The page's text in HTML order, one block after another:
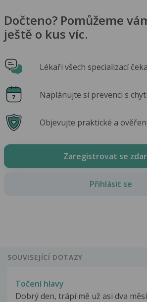
Dočteno? Pomůžeme
ještě o kus víc.
Lékaři všech specializací
Naplánujte si prevenci s
Objevujte praktické a
Zaregistrovat se
Přihlásit se
SOUVISEJÍCÍ DOTAZY
Točení hlavy
Dobrý den, trápí mě už asi dva